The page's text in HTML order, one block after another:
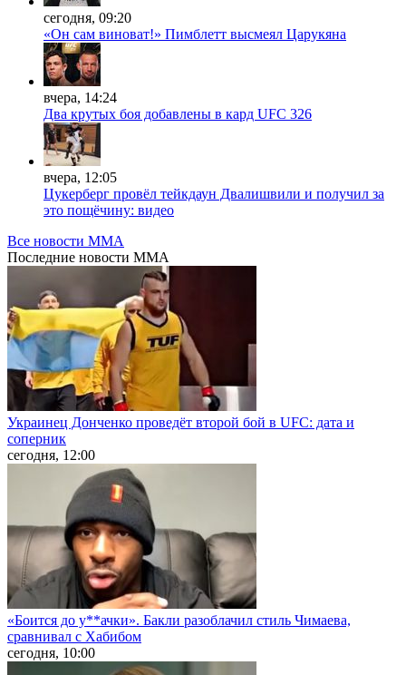
сегодня, 09:20
«Он сам виноват!» Пимблетт высмеял Царукяна
вчера, 14:24
Два крутых боя добавлены в кард UFC 326
вчера, 12:05
Цукерберг провёл тейкдаун Двалишвили и получил за
это пощёчину: видео
Все новости MMA
Последние новости MMA
Украинец Донченко проведёт второй бой в UFC: дата и
соперник
сегодня, 12:00
«Боится до у**ачки». Бакли разоблачил стиль Чимаева,
сравнивал с Хабибом
сегодня, 10:00